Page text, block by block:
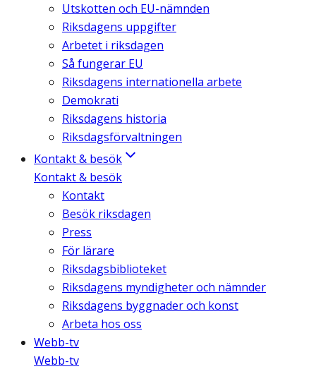
Utskotten och EU-nämnden
Riksdagens uppgifter
Arbetet i riksdagen
Så fungerar EU
Riksdagens internationella arbete
Demokrati
Riksdagens historia
Riksdagsförvaltningen
Kontakt & besök
Kontakt & besök
Kontakt
Besök riksdagen
Press
För lärare
Riksdagsbiblioteket
Riksdagens myndigheter och nämnder
Riksdagens byggnader och konst
Arbeta hos oss
Webb-tv
Webb-tv